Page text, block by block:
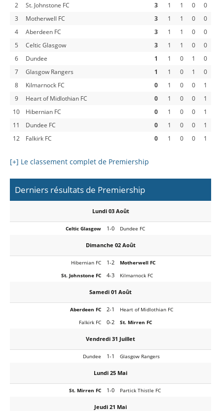
2
St. Johnstone FC 3 1 1 0
0
3
Motherwell FC 3 1 1 0
0
4
Aberdeen FC 3 1 1 0
0
5
Celtic Glasgow 3 1 1 0
0
6
Dundee 1 1 0 1
0
7
Glasgow Rangers 1 1 0 1
0
8
Kilmarnock FC 0 1 0 0
1
9
Heart of Midlothian FC 0 1 0 0
1
10
Hibernian FC 0 1 0 0
1
11
Dundee FC 0 1 0 0
1
12
Falkirk FC 0 1 0 0 1
[+] Le classement complet de Premiership
Derniers résultats de Premiership
Lundi 03 Août
Celtic Glasgow 1-0 Dundee FC
Dimanche 02 Août
Hibernian FC 1-2
Motherwell FC
St. Johnstone FC
4-3 Kilmarnock FC
Samedi 01 Août
Aberdeen FC 2-1
Heart of Midlothian FC
Falkirk FC
0-2 St. Mirren FC
Vendredi 31 Juillet
Dundee 1-1 Glasgow Rangers
Lundi 25 Mai
St. Mirren FC 1-0 Partick Thistle FC
Jeudi 21 Mai